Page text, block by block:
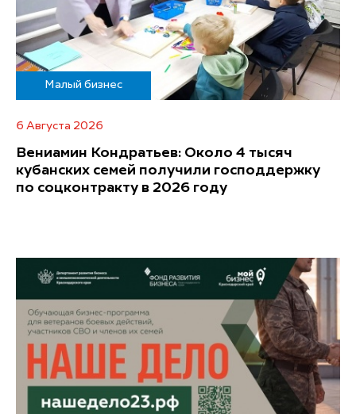
Малый бизнес
6 Августа 2026
Вениамин Кондратьев: Около 4 тысяч
кубанских семей получили господдержку
по соцконтракту в 2026 году